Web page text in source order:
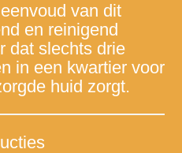
van dit
en reinigend
dat slechts drie
in een kwartier voor
huid zorgt.